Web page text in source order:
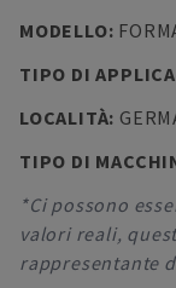
MODELLO:
TIPO DI
LOCALITÀ:
TIPO DI
*Ci possono
valori reali,
rappresentante